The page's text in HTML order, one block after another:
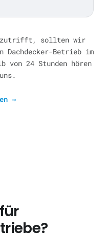
zutrifft, sollten wir
Dachdecker-Betrieb im
von 24 Stunden hören
→